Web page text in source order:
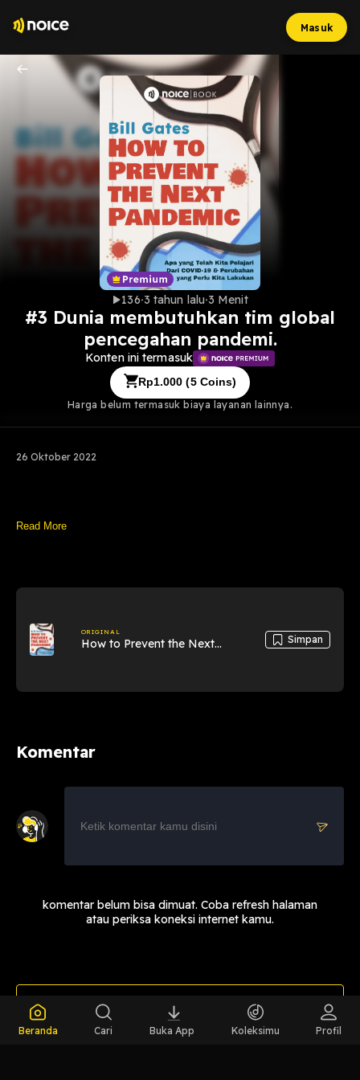
Masuk
136 3 tahun lalu 3 Menit
#3 Dunia membutuhkan tim global
pencegahan pandemi.
Konten ini termasuk
Rp1.000 (5Coins)
Harga belum termasuk biaya layanan lainnya.
26 Oktober 2022
Read More
ORIGINAL
How to Prevent the Next
Simpan
Komentar
komentar belum bisa dimuat. Coba refresh halaman
atau periksa koneksi internet kamu.
LIHAT CHAPTER LAIN
Beranda Cari Buka App Koleksimu Profil